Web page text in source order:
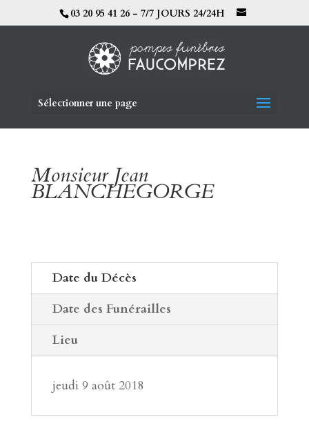
03 20 95 41 26 - 7/7 JOURS 24/24H
Sélectionner une page
Monsieur Jean
BLANCHEGORGE
Date du Décès
Date des Funérailles
Lieu
jeudi 9 août 2018